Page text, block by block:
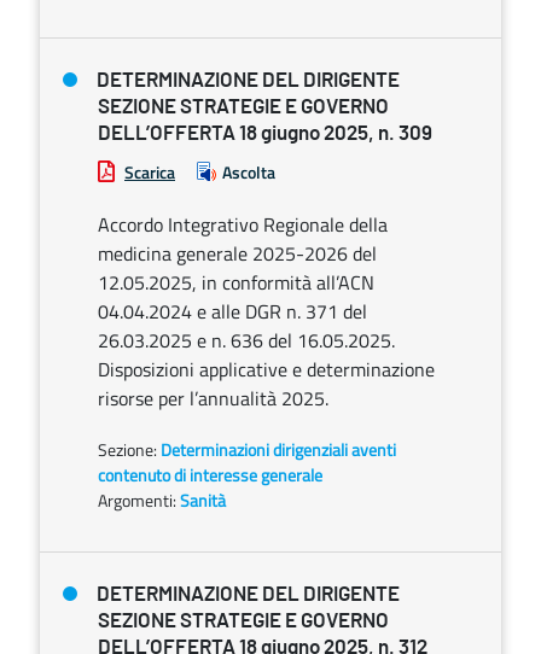
DETERMINAZIONE DEL DIRIGENTE
SEZIONE STRATEGIE E GOVERNO
DELL’OFFERTA 18 giugno 2025, n. 309
Scarica Ascolta
Accordo Integrativo Regionale della
medicina generale 2025-2026 del
12.05.2025, in conformità all’ACN
04.04.2024 e alle DGR n. 371 del
26.03.2025 e n. 636 del 16.05.2025.
Disposizioni applicative e determinazione
risorse per l’annualità 2025.
Sezione: Determinazioni dirigenziali aventi
contenuto di interesse generale
Argomenti:Sanità
DETERMINAZIONE DEL DIRIGENTE
SEZIONE STRATEGIE E GOVERNO
DELL’OFFERTA 18 giugno 2025, n. 312